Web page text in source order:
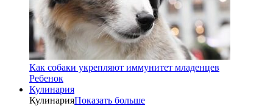
Как собаки укрепляют иммунитет младенцев
Ребенок
Кулинария
КулинарияПоказать больше